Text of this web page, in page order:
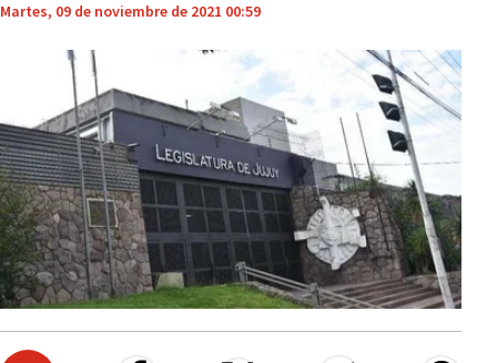
Martes, 09 de noviembre de 2021 00:59